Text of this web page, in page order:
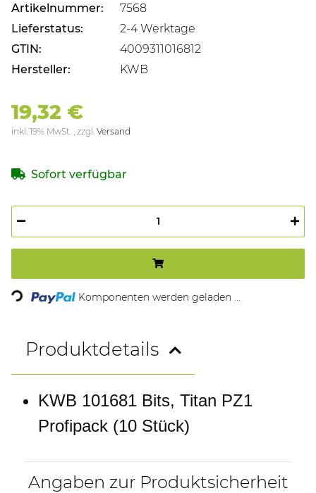
Artikelnummer:
7568
Lieferstatus:
2-4 Werktage
GTIN:
4009311016812
Hersteller:
KWB
19,32 €
inkl. 19% MwSt. , zzgl. Versand
Sofort verfügbar
Loading... Komponenten werden geladen ...
Produktdetails
KWB 101681 Bits, Titan PZ1
Profipack (10 Stück)
Angaben zur Produktsicherheit